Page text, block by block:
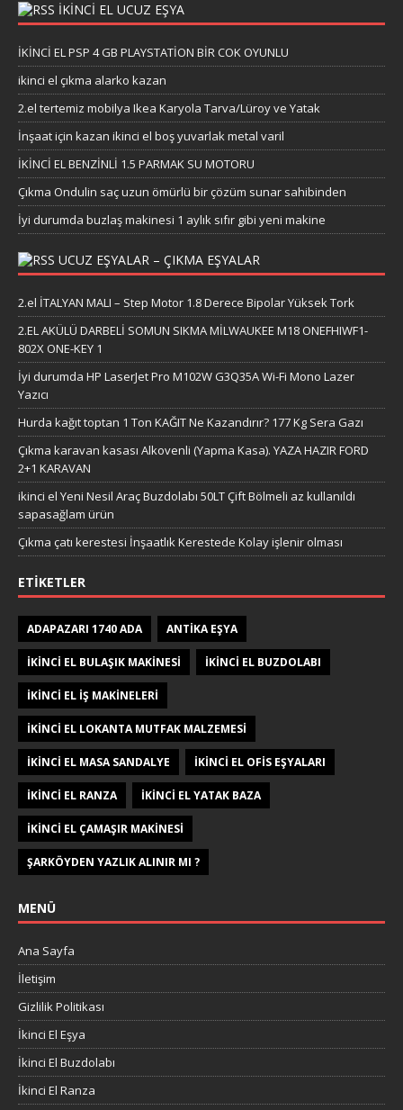
İKİNCİ EL UCUZ EŞYA
İKİNCİ EL PSP 4 GB PLAYSTATİON BİR COK OYUNLU
ikinci el çıkma alarko kazan
2.el tertemiz mobilya Ikea Karyola Tarva/Lüroy ve Yatak
İnşaat için kazan ikinci el boş yuvarlak metal varil
İKİNCİ EL BENZİNLİ 1.5 PARMAK SU MOTORU
Çıkma Ondulin saç uzun ömürlü bir çözüm sunar sahibinden
İyi durumda buzlaş makinesi 1 aylık sıfır gibi yeni makine
UCUZ EŞYALAR – ÇIKMA EŞYALAR
2.el İTALYAN MALI – Step Motor 1.8 Derece Bipolar Yüksek Tork
2.EL AKÜLÜ DARBELİ SOMUN SIKMA MİLWAUKEE M18 ONEFHIWF1-
802X ONE-KEY 1
İyi durumda HP LaserJet Pro M102W G3Q35A Wi-Fi Mono Lazer
Yazıcı
Hurda kağıt toptan 1 Ton KAĞIT Ne Kazandırır? 177 Kg Sera Gazı
Çıkma karavan kasası Alkovenli (Yapma Kasa). YAZA HAZIR FORD
2+1 KARAVAN
ikinci el Yeni Nesil Araç Buzdolabı 50LT Çift Bölmeli az kullanıldı
sapasağlam ürün
Çıkma çatı kerestesi İnşaatlık Kerestede​​ Kolay işlenir olması
ETIKETLER
ADAPAZARI 1740 ADA ANTIKA EŞYA
IKINCI EL BULAŞIK MAKINESI IKINCI EL BUZDOLABI
IKINCI EL IŞ MAKINELERI
IKINCI EL LOKANTA MUTFAK MALZEMESI
IKINCI EL MASA SANDALYE IKINCI EL OFIS EŞYALARI
IKINCI EL RANZA IKINCI EL YATAK BAZA
IKINCI EL ÇAMAŞIR MAKINESI
ŞARKÖYDEN YAZLIK ALINIR MI ?
MENÜ
Ana Sayfa
İletişim
Gizlilik Politikası
İkinci El Eşya
İkinci El Buzdolabı
İkinci El Ranza